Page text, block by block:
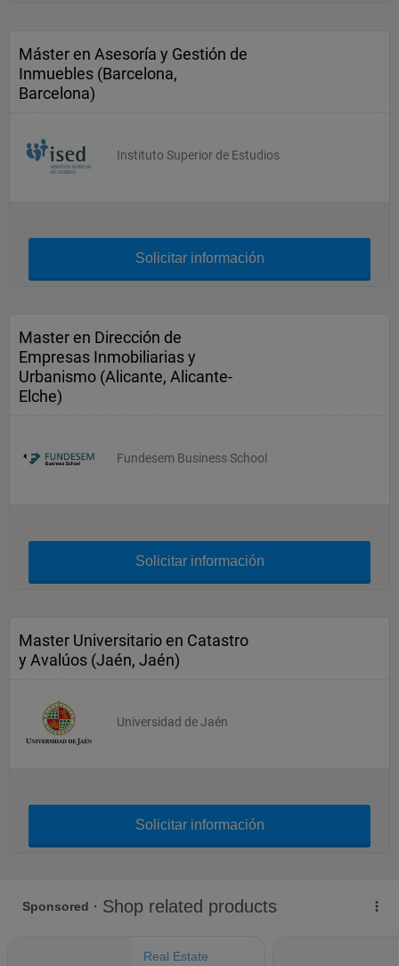
Máster en Asesoría y Gestión de
Inmuebles (Barcelona,
Barcelona)
Instituto Superior de Estudios
Solicitar información
Master en Dirección de
Empresas Inmobiliarias y
Urbanismo (Alicante, Alicante-
Elche)
Fundesem Business School
Solicitar información
Master Universitario en Catastro
y Avalúos (Jaén, Jaén)
Universidad de Jaén
Solicitar información